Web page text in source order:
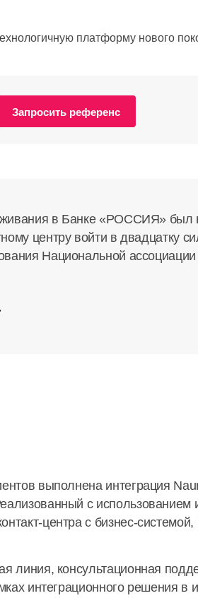
платформу нового
Запросить референс
в Банке «РОССИЯ» был
центру войти в двадцатку
Национальной ассоциации
выполнена интеграция
с использованием
центра с бизнес-
линия, консультационная
интеграционного решения в